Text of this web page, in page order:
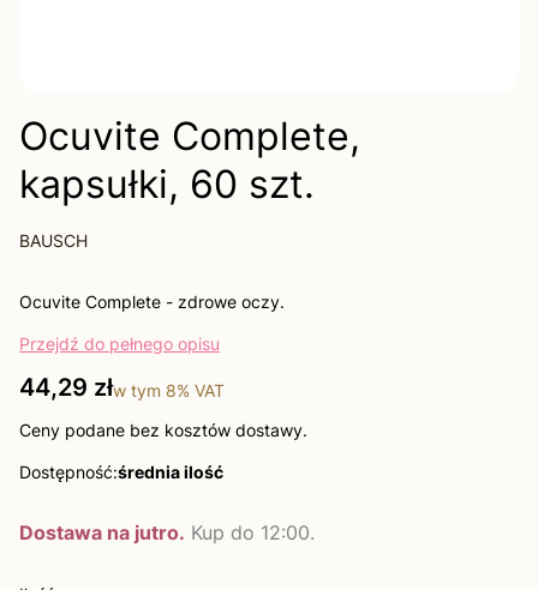
Ocuvite Complete,
kapsułki, 60 szt.
BAUSCH
Ocuvite Complete - zdrowe oczy.
Przejdź do pełnego opisu
Cena
44,29 złw tym 8% VAT
Ceny podane bez kosztów dostawy.
Dostępność:średnia ilość
Dostawa na jutro. Kup do 12:00.